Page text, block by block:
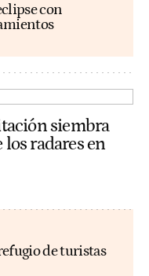
con
siembra
radares en
de turistas